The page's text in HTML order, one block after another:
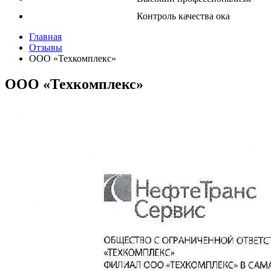
Контроль качества
Главная
Отзывы
ООО «Техкомплекс»
ООО «Техкомплекс»